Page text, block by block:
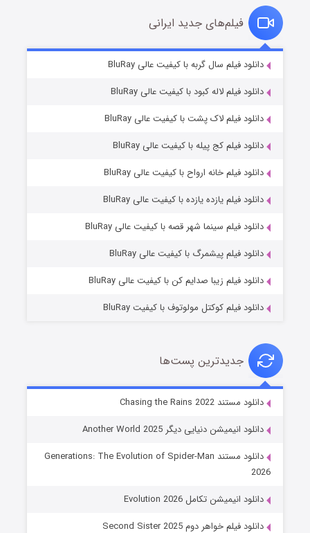
قسمت۷ (زیرنویس) منتشر شد
جادوگری در مغولستان
فیلم‌های جدید ایرانی
دانلود فیلم سال گربه با کیفیت عالی BluRay
دانلود فیلم لاله کبود با کیفیت عالی BluRay
دانلود فیلم لاک پشت با کیفیت عالی BluRay
دانلود فیلم کج‌ پیله با کیفیت عالی BluRay
دانلود فیلم خانه ارواح با کیفیت عالی BluRay
دانلود فیلم یازده یازده با کیفیت عالی BluRay
دانلود فیلم سینما شهر قصه با کیفیت عالی BluRay
دانلود فیلم پیشمرگ با کیفیت عالی BluRay
دانلود فیلم زیبا صدایم کن با کیفیت عالی BluRay
دانلود فیلم کوکتل مولوتوف با کیفیت BluRay
جدیدترین پست‌ها
دانلود مستند Chasing the Rains 2022
دانلود انیمیشن دنیایی دیگر Another World 2025
دانلود مستند Generations: The Evolution of Spider-Man
2026
دانلود انیمیشن تکامل Evolution 2026
دانلود فیلم خواهر دوم Second Sister 2025